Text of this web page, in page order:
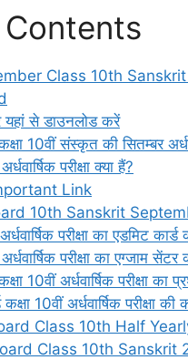
Class 10th
यहां से डाउनलोड करें
कक्षा 10वीं संस्कृत की सितम्बर
परीक्षा क्या हैं?
Link
10th Sanskrit
परीक्षा का एडमिट
परीक्षा का एग्जाम सेंटर
कक्षा 10वीं अर्धवार्षिक परीक्षा
कक्षा 10वीं अर्धवार्षिक परीक्षा
Class 10th Half
Class 10th Sanskrit